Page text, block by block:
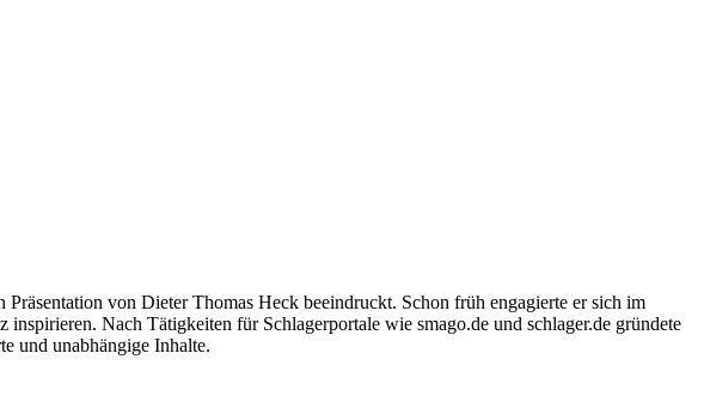
von Dieter Thomas Heck beeindruckt. Schon früh engagierte er sich im
Nach Tätigkeiten für Schlagerportale wie smago.de und schlager.de gründete
und unabhängige Inhalte.